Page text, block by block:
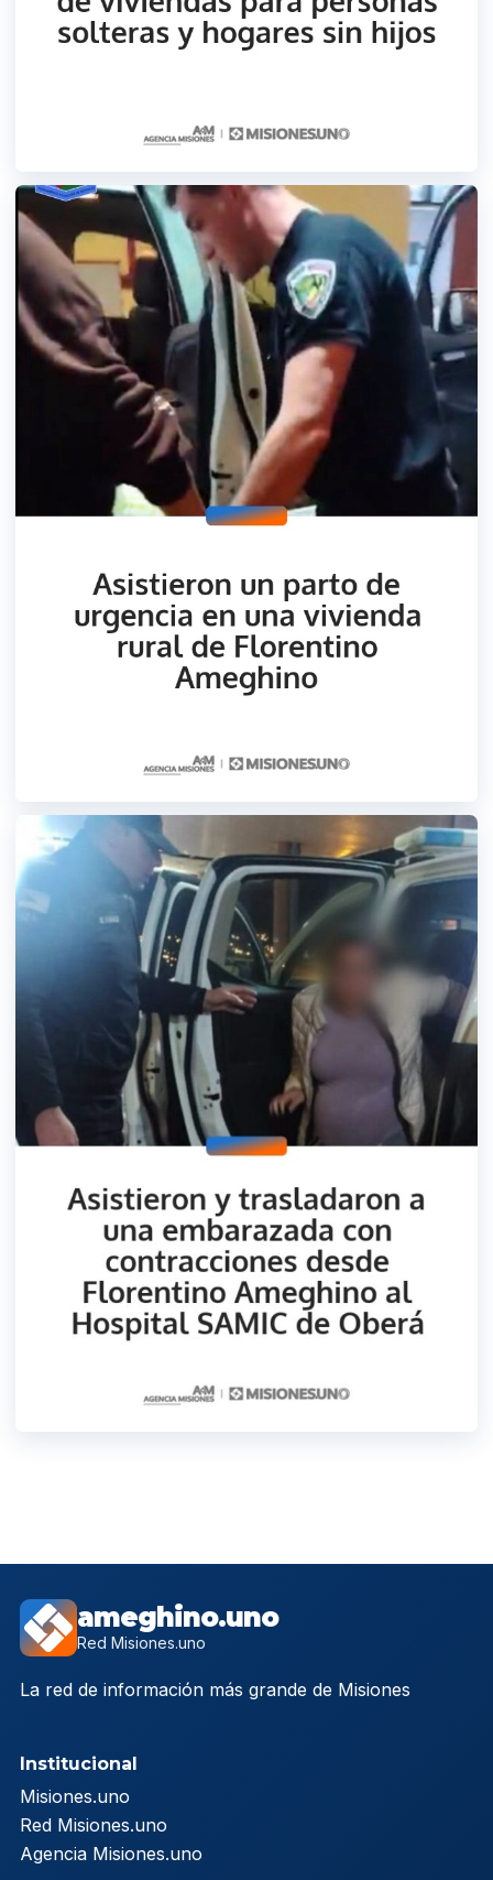
ameghino.uno
Red Misiones.uno
La red de información más grande de Misiones
Institucional
Misiones.uno
Red Misiones.uno
Agencia Misiones.uno